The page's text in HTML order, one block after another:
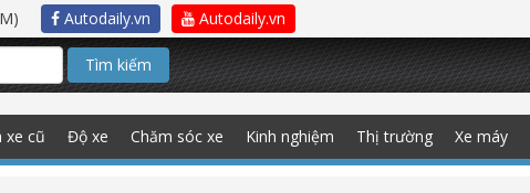
Autodaily.vn Autodaily.vn
Tìm kiếm
xe cũ Độ xe Chăm sóc xe Kinh nghiệm Thị trường Xe máy